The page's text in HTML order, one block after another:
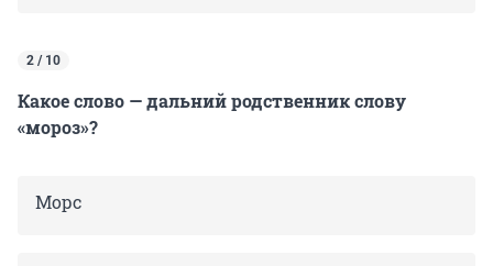
2 / 10
Какое слово — дальний родственник слову
«мороз»?
Морс